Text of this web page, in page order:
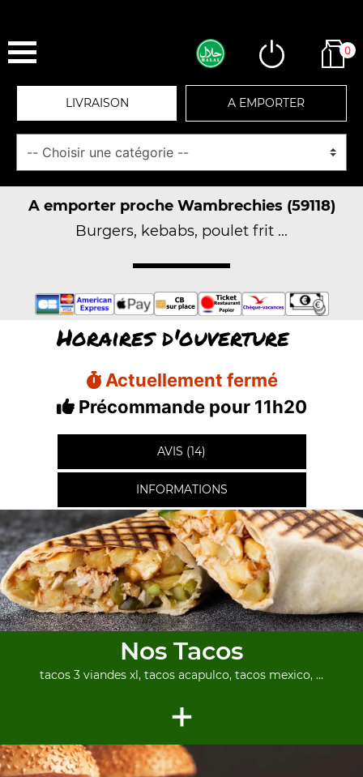
0
LIVRAISON A EMPORTER
A emporter proche Wambrechies (59118)
Burgers, kebabs, poulet frit ...
Horaires d'ouverture
Actuellement fermé
Précommande pour 11h20
AVIS (14)
INFORMATIONS
Nos Tacos
tacos 3 viandes xl, tacos acapulco, tacos mexico, ...
+